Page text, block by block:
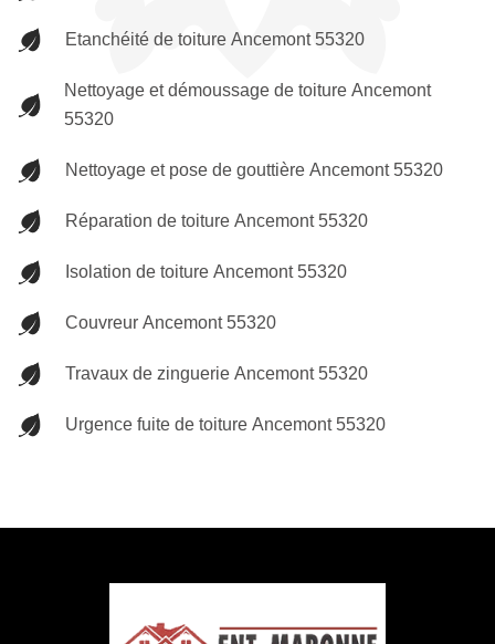
Etanchéité de toiture Ancemont 55320
Nettoyage et démoussage de toiture Ancemont
55320
Nettoyage et pose de gouttière Ancemont 55320
Réparation de toiture Ancemont 55320
Isolation de toiture Ancemont 55320
Couvreur Ancemont 55320
Travaux de zinguerie Ancemont 55320
Urgence fuite de toiture Ancemont 55320